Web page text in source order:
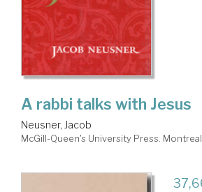
A rabbi talks with Jesus
Neusner, Jacob
McGill-Queen's University Press.